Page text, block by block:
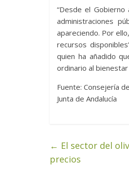
“Desde el
administraciones
apareciendo. Por
recursos
quien ha añadido
ordinario al
Fuente: Consejería
Junta de Andalucía
← El sector del
precios